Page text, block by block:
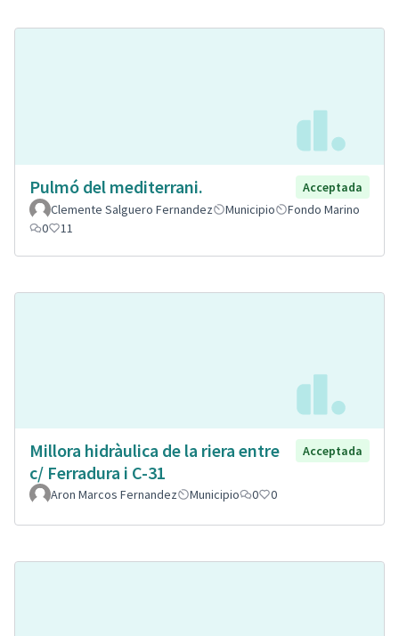
Pulmó del mediterrani.
Acceptada
Clemente Salguero Fernandez
Municipio
Fondo Marino
0
11
Millora hidràulica de la riera entre
c/ Ferradura i C-31
Acceptada
Aron Marcos Fernandez Municipio 0 0